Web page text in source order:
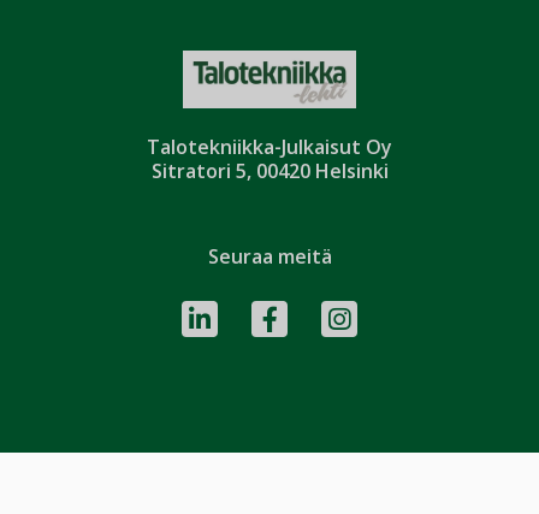
Talotekniikka-Julkaisut Oy
Sitratori 5, 00420 Helsinki
Seuraa meitä